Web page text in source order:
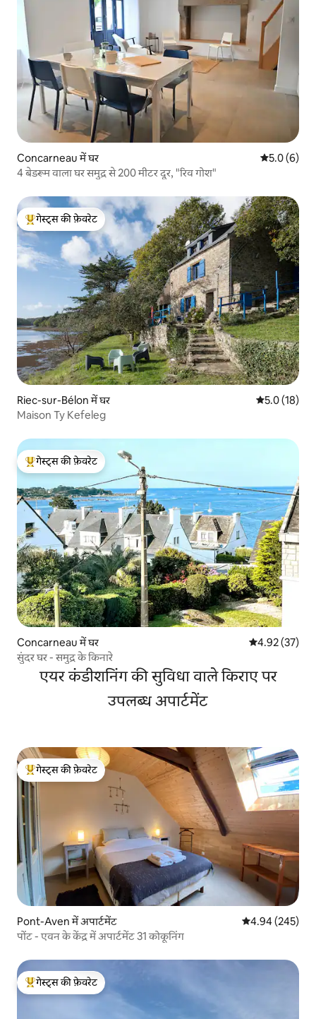
Concarneau में घर औसत रेटिंग 5
5.0 (6)
4 बेडरूम वाला घर समुद्र से 200 मीटर दूर, "रिव गोश"
गेस्ट्स का टॉप फ़ेवरेट
गेस्ट्स की फ़ेवरेट
Riec-sur-Bélon में घर औसत रेटिंग 5
5.0 (18)
Maison Ty Kefeleg
गेस्ट्स का टॉप फ़ेवरेट
गेस्ट्स की फ़ेवरेट
Concarneau में घर औसत रेटिंग 5 में
4.92 (37)
सुंदर घर - समुद्र के किनारे
एयर कंडीशनिंग की सुविधा वाले किराए पर
उपलब्ध अपार्टमेंट
गेस्ट्स का टॉप फ़ेवरेट
गेस्ट्स की फ़ेवरेट
Pont-Aven में अपार्टमेंट औसत रेटिंग 5 में से
4.94 (245)
पोंट - एवन के केंद्र में अपार्टमेंट 31 कोकूनिंग
गेस्ट्स का टॉप फ़ेवरेट
गेस्ट्स की फ़ेवरेट